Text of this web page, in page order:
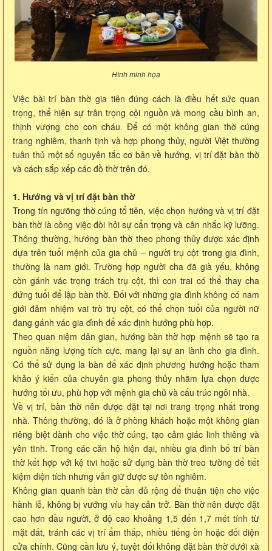
Hình minh họa
Việc bài trí bàn thờ gia tiên đúng cách là điều hết sức quan
trọng, thể hiện sự trân trọng cội nguồn và mong cầu bình an,
thịnh vượng cho con cháu. Để có một không gian thờ cúng
trang nghiêm, thanh tịnh và hợp phong thủy, người Việt thường
tuân thủ một số nguyên tắc cơ bản về hướng, vị trí đặt bàn thờ
và cách sắp xếp các đồ thờ trên đó.
1. Hướng và vị trí đặt bàn thờ
Trong tín ngưỡng thờ cúng tổ tiên, việc chọn hướng và vị trí đặt
bàn thờ là công việc đòi hỏi sự cẩn trọng và cân nhắc kỹ lưỡng.
Thông thường, hướng bàn thờ theo phong thủy được xác định
dựa trên tuổi mệnh của gia chủ – người trụ cột trong gia đình,
thường là nam giới. Trường hợp người cha đã già yếu, không
còn gánh vác trọng trách trụ cột, thì con trai có thể thay cha
đứng tuổi để lập bàn thờ. Đối với những gia đình không có nam
giới đảm nhiệm vai trò trụ cột, có thể chọn tuổi của người nữ
đang gánh vác gia đình để xác định hướng phù hợp.
Theo quan niệm dân gian, hướng bàn thờ hợp mệnh sẽ tạo ra
nguồn năng lượng tích cực, mang lại sự an lành cho gia đình.
Có thể sử dụng la bàn để xác định phương hướng hoặc tham
khảo ý kiến của chuyên gia phong thủy nhằm lựa chọn được
hướng tối ưu, phù hợp với mệnh gia chủ và cấu trúc ngôi nhà.
Về vị trí, bàn thờ nên được đặt tại nơi trang trọng nhất trong
nhà. Thông thường, đó là ở phòng khách hoặc một không gian
riêng biệt dành cho việc thờ cúng, tạo cảm giác linh thiêng và
yên tĩnh. Trong các căn hộ hiện đại, nhiều gia đình bố trí bàn
thờ kết hợp với kệ tivi hoặc sử dụng bàn thờ treo tường để tiết
kiệm diện tích nhưng vẫn giữ được sự tôn nghiêm.
Không gian quanh bàn thờ cần đủ rộng để thuận tiện cho việc
hành lễ, không bị vướng víu hay cản trở. Bàn thờ nên được đặt
cao hơn đầu người, ở độ cao khoảng 1,5 đến 1,7 mét tính từ
mặt đất, tránh các vị trí ẩm thấp, nhiều tiếng ồn hoặc đối diện
cửa chính. Cũng cần lưu ý, tuyệt đối không đặt bàn thờ dưới xà